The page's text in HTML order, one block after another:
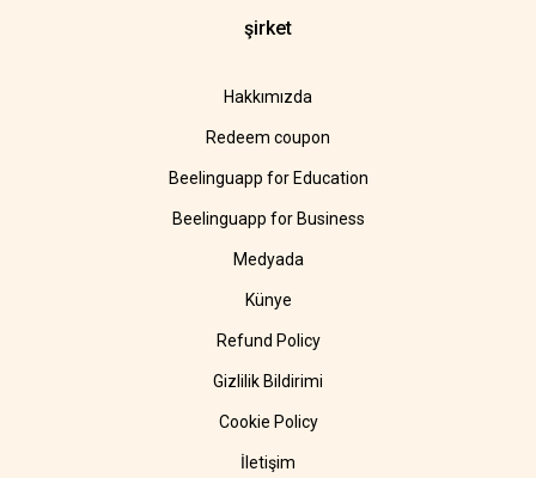
şirket
Hakkımızda
Redeem coupon
Beelinguapp for Education
Beelinguapp for Business
Medyada
Künye
Refund Policy
Gizlilik Bildirimi
Cookie Policy
İletişim